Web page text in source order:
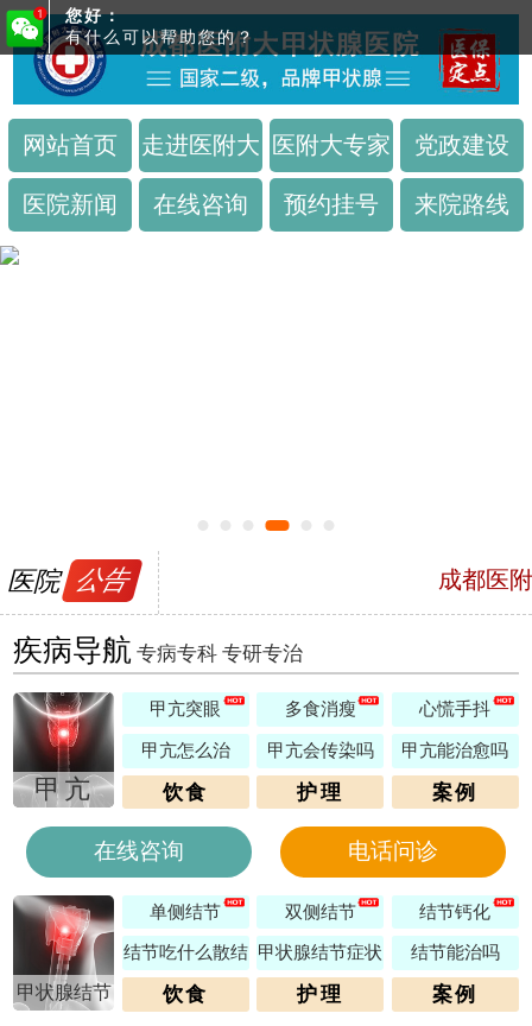
网站首页 走进医附大 医附大专家 党政建设
医院新闻 在线咨询 预约挂号 来院路线
医院 公告
成都医
号，预
疾病导航 专病专科 专研专治
甲亢
甲亢突眼 多食消瘦 心慌手抖
甲亢怎么治 甲亢会传染吗 甲亢能治愈吗
饮食 护理 案例
在线咨询 电话问诊
甲状腺结节
单侧结节 双侧结节 结节钙化
结节吃什么散结 甲状腺结节症状 结节能治吗
饮食 护理 案例
您好：
有什么可以帮助您的？